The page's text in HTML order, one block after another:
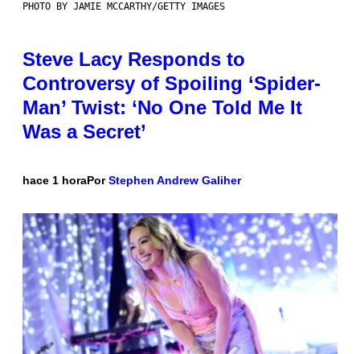
PHOTO BY JAMIE MCCARTHY/GETTY IMAGES
Steve Lacy Responds to
Controversy of Spoiling ‘Spider-
Man’ Twist: ‘No One Told Me It
Was a Secret’
hace 1 horaPorStephen Andrew Galiher